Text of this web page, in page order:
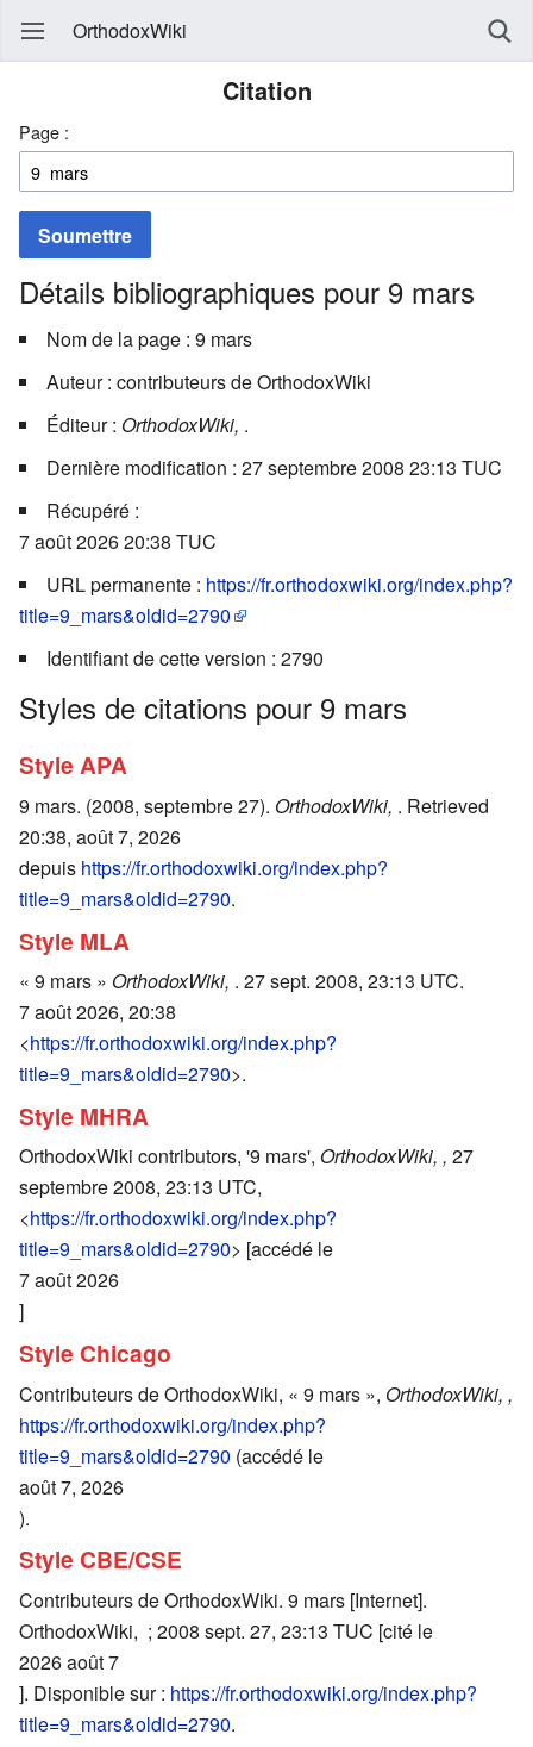
OrthodoxWiki
Citation
Page :
Soumettre
Détails bibliographiques pour 9 mars
Nom de la page : 9 mars
Auteur : contributeurs de OrthodoxWiki
Éditeur : OrthodoxWiki, .
Dernière modification : 27 septembre 2008 23:13 TUC
Récupéré :
7 août 2026 20:38 TUC
URL permanente : https://fr.orthodoxwiki.org/index.php?
title=9_mars&oldid=2790
Identifiant de cette version : 2790
Styles de citations pour 9 mars
Style APA
9 mars. (2008, septembre 27). OrthodoxWiki, . Retrieved
20:38, août 7, 2026
depuis https://fr.orthodoxwiki.org/index.php?
title=9_mars&oldid=2790.
Style MLA
« 9 mars » OrthodoxWiki, . 27 sept. 2008, 23:13 UTC.
7 août 2026, 20:38
<https://fr.orthodoxwiki.org/index.php?
title=9_mars&oldid=2790>.
Style MHRA
OrthodoxWiki contributors, '9 mars', OrthodoxWiki, , 27
septembre 2008, 23:13 UTC,
<https://fr.orthodoxwiki.org/index.php?
title=9_mars&oldid=2790> [accédé le
7 août 2026
]
Style Chicago
Contributeurs de OrthodoxWiki, « 9 mars », OrthodoxWiki, ,
https://fr.orthodoxwiki.org/index.php?
title=9_mars&oldid=2790 (accédé le
août 7, 2026
).
Style CBE/CSE
Contributeurs de OrthodoxWiki. 9 mars [Internet].
OrthodoxWiki, ; 2008 sept. 27, 23:13 TUC [cité le
2026 août 7
]. Disponible sur : https://fr.orthodoxwiki.org/index.php?
title=9_mars&oldid=2790.